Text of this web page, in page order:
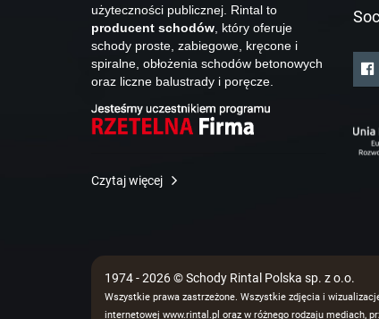
użyteczności publicznej. Rintal to
producent schodów , który oferuje
schody proste, zabiegowe, kręcone i
spiralne, obłożenia schodów betonowych
oraz liczne balustrady i poręcze.
Czytaj więcej
1974 - 2026 © Schody Rintal Polska sp. z o.o.
Wszystkie prawa zastrzeżone. Wszystkie zdjęcia i
internetowej www.rintal.pl oraz w różnego rodzaju mediach,